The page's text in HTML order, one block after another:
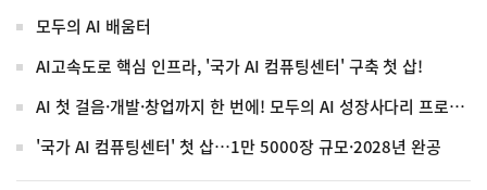
모두의 AI 배움터
AI고속도로 핵심 인프라, '국가 AI 컴퓨팅센터' 구축 첫 삽!
AI 첫 걸음·개발·창업까지 한 번에! 모두의 AI 성장사다리 프로젝트
'국가 AI 컴퓨팅센터' 첫 삽…1만 5000장 규모·2028년 완공